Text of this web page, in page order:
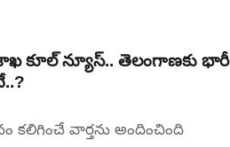
కూల్ న్యూస్.. తెలంగాణకు భారీ
కలిగించే వార్తను అందించింది